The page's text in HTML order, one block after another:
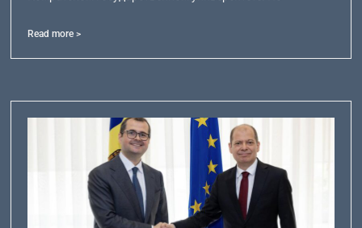
Read more >